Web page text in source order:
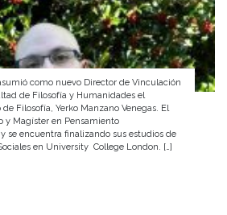
como nuevo Director de Vinculación
de Filosofía y Humanidades el
Filosofía, Yerko Manzano Venegas. El
y Magíster en Pensamiento
se encuentra finalizando sus estudios de
en University College London. […]